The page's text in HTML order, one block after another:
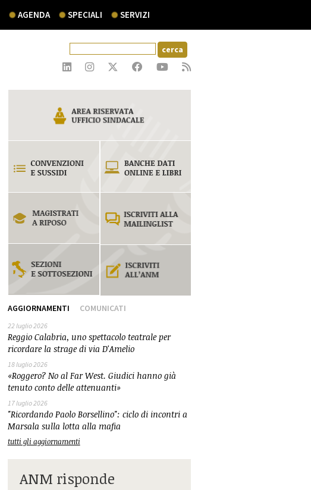
AGENDA SPECIALI SERVIZI
AGGIORNAMENTI COMUNICATI
22 luglio 2026
Reggio Calabria, uno spettacolo teatrale per
ricordare la strage di via D'Amelio
18 luglio 2026
«Roggero? No al Far West. Giudici hanno già
tenuto conto delle attenuanti»
17 luglio 2026
"Ricordando Paolo Borsellino": ciclo di incontri a
Marsala sulla lotta alla mafia
tutti gli aggiornamenti
ANM risponde